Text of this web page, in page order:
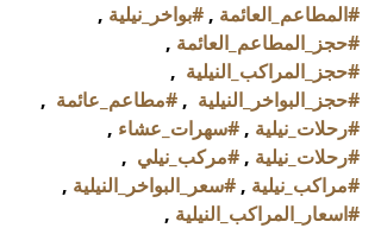
#المطاعم_العائمة , #بواخر_نيلية ,
#حجز_المطاعم_العائمة ,
#حجز_المراكب_النيلية ,
#حجز_البواخر_النيلية , #مطاعم_عائمة ,
#رحلات_نيلية , #سهرات_عشاء ,
#رحلات_نيلية , #مركب_نيلي ,
#مراكب_نيلية , #سعر_البواخر_النيلية ,
#اسعار_المراكب_النيلية ,